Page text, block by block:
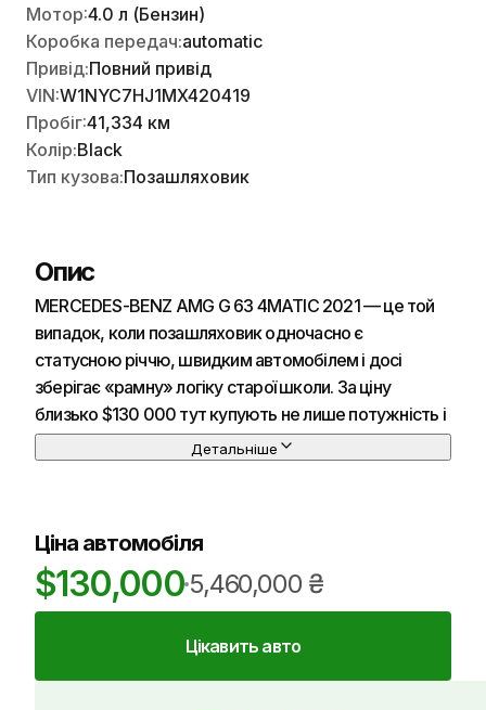
Мотор:4.0 л (Бензин)
Коробка передач:automatic
Привід:Повний привід
VIN:W1NYC7HJ1MX420419
Пробіг:41,334 км
Колір:Black
Тип кузова:Позашляховик
Опис
MERCEDES-BENZ AMG G 63 4MATIC 2021 — це той
випадок, коли позашляховик одночасно є
статусною річчю, швидким автомобілем і досі
зберігає «рамну» логіку старої школи. За ціну
близько $130 000 тут купують не лише потужність і
розкіш, а й характер із чіткими компромісами в
майже не маскує свою утилітарну форму:
вертикальне скло, прямі панелі, помітні петлі дверей
і дуже впізнавана посадка на дорозі. Якість фарби й
площини швидше «ловлять» дрібні подряпини та
сліди мийок. Світлодіодна оптика світить добре,
Детальніше
Ціна автомобіля
$130,0005,460,000 ₴
Цікавить авто